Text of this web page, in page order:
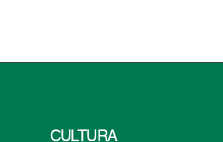
CULTURA